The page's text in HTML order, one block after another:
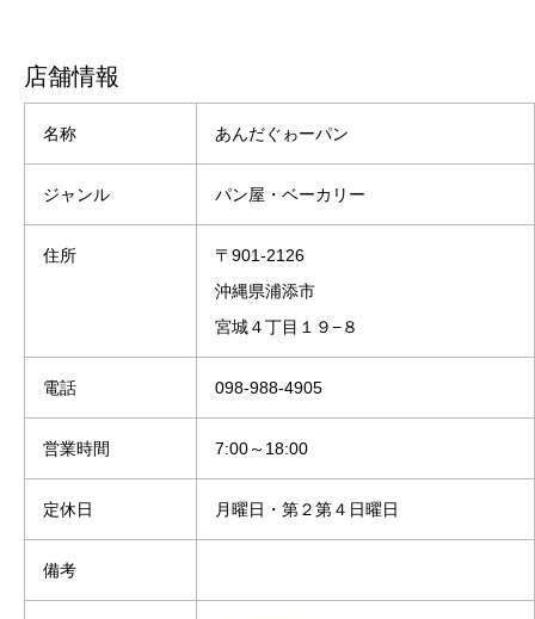
店舗情報
名称 あんだぐゎーパン
ジャンル パン屋・ベーカリー
住所
〒901-2126
沖縄県浦添市
宮城４丁目１９−８
電話 098-988-4905
営業時間 7:00～18:00
定休日 月曜日・第２第４日曜日
備考